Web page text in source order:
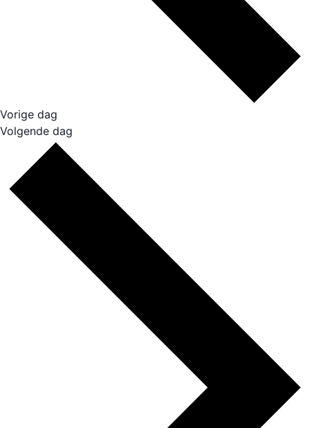
Vorige dag
Volgende dag